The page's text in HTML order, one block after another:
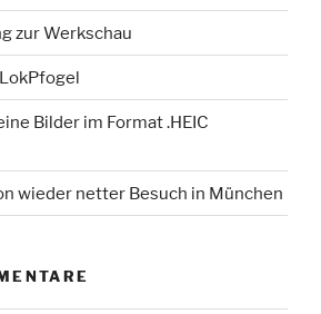
zur Werkschau
Bilder im Format .HEIC
wieder netter Besuch in München